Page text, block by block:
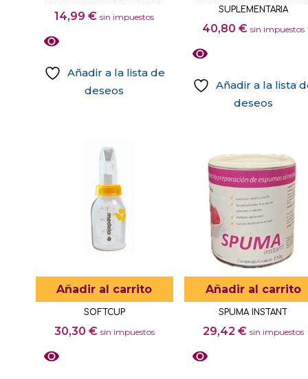
14,99€ sin impuestos
Añadir a la lista de
deseos
SUPLEMENTARIA
40,80 € sin impuestos
Añadir a la lista
deseos
Añadir al carrito
SOFTCUP
30,30 € sin impuestos
Añadir al carrito
SPUMA INSTANT
29,42 € sin impuestos